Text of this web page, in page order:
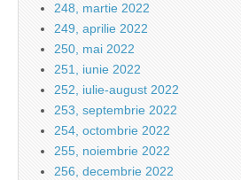
248, martie 2022
249, aprilie 2022
250, mai 2022
251, iunie 2022
252, iulie-august 2022
253, septembrie 2022
254, octombrie 2022
255, noiembrie 2022
256, decembrie 2022